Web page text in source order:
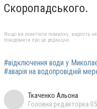
Скоропадського.
Якщо ви помітили помилку, виділіть
повідомити про це редакцію
#відключення води у
#аварія на водопровідній
Ткаченко Альона
Головна редакторка